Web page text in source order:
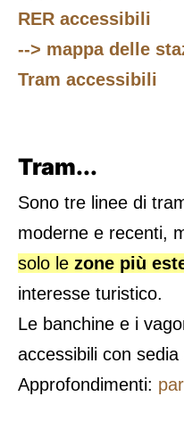
RER accessibili
--> mappa delle
Tram accessibili
Tram...
Sono tre linee di
moderne e recenti,
solo le zone più
interesse turistico.
Le banchine e i
accessibili con sedia
Approfondimenti: